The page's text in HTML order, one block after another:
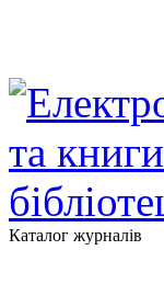
Каталог журналів